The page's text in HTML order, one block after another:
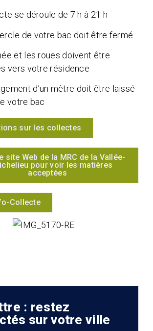
se déroule de 7 h à 21 h
de votre bac doit être fermé
et les roues doivent être
vers votre résidence
d’un mètre doit être laissé
votre bac
sur les collectes
site Web de la MRC de la Vallée-
pour voir les matières
acceptées
Collecte
: restez
sur votre ville